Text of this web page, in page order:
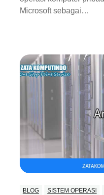
Microsoft sebagai…
BLOG SISTEM OPERASI